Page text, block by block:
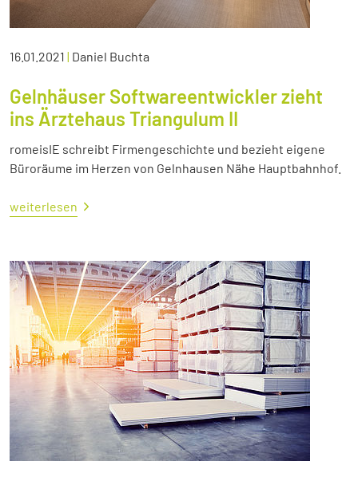
16.01.2021 | Daniel Buchta
Gelnhäuser Softwareentwickler zieht
ins Ärztehaus Triangulum II
romeisIE schreibt Firmengeschichte und bezieht eigene
Büroräume im Herzen von Gelnhausen Nähe Hauptbahnhof.
weiterlesen